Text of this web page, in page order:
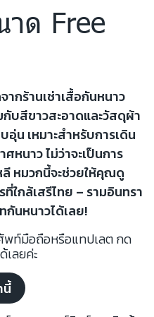
ด Free
กร้านเช่าเสื้อกันหนาว
บสีขาวสะอาดและวัสดุผ้า
น เหมาะสำหรับการเดิน
หนาว ไม่ว่าจะเป็นการ
หมวกนี้จะช่วยให้คุณดู
ใกล้เสรีไทย – รามอินทรา
กันหนาวได้เลย!
พท์มือถือหรือแทปเลต กด
เลยค่ะ
นี้